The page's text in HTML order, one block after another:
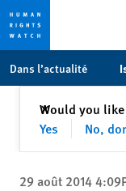
toto
content
Dans l’actualité
Would you
Yes
No,
✕Fermer
29 août 2014